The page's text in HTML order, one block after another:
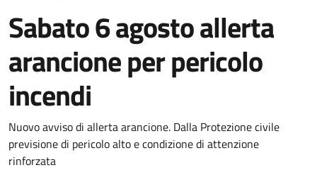
Sabato 6 agosto allerta
arancione per pericolo
incendi
Dettagli della notizia
Nuovo avviso di allerta arancione. Dalla Protezione civile
previsione di pericolo alto e condizione di attenzione
rinforzata